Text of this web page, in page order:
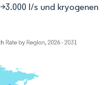
l/s und kryogenen